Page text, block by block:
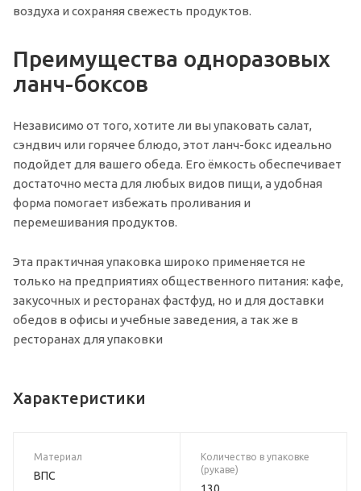
воздуха и сохраняя свежесть продуктов.
Преимущества одноразовых
ланч-боксов
Независимо от того, хотите ли вы упаковать салат,
сэндвич или горячее блюдо, этот ланч-бокс идеально
подойдет для вашего обеда. Его ёмкость обеспечивает
достаточно места для любых видов пищи, а удобная
форма помогает избежать проливания и
перемешивания продуктов.
Эта практичная упаковка широко применяется не
только на предприятиях общественного питания: кафе,
закусочных и ресторанах фастфуд, но и для доставки
обедов в офисы и учебные заведения, а так же в
ресторанах для упаковки
Характеристики
Материал
ВПС
Количество в упаковке
(рукаве)